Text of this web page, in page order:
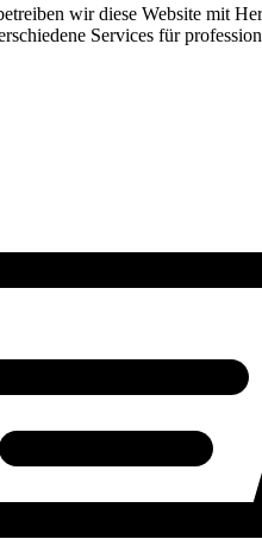
wir diese Website mit
Services für